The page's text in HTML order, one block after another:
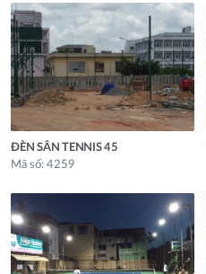
ĐÈN SÂN TENNIS 45
Mã số: 4259